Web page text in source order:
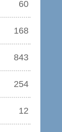
60
168
843
254
12